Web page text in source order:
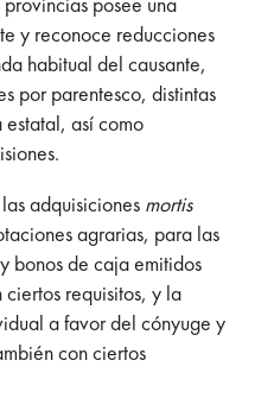
y reconoce reducciones
habitual del causante,
por parentesco, distintas
estatal, así como
adquisiciones mortis
agrarias, para las
bonos de caja emitidos
requisitos, y la
a favor del cónyuge y
con ciertos